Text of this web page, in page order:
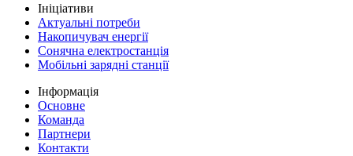
Ініціативи
Актуальні потреби
Накопичувач енергії
Сонячна електростанція
Мобільні зарядні станції
Інформація
Основне
Команда
Партнери
Контакти